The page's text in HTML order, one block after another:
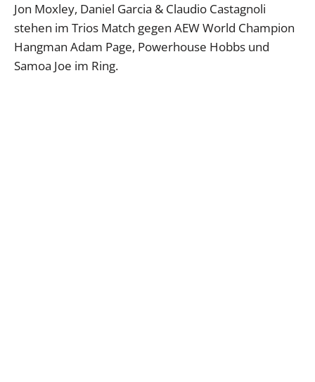
Jon Moxley, Daniel Garcia & Claudio Castagnoli
stehen im Trios Match gegen AEW World Champion
Hangman Adam Page, Powerhouse Hobbs und
Samoa Joe im Ring.